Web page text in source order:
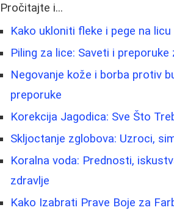
Pročitajte i...
Kako ukloniti fleke i pege na
Piling za lice: Saveti i
Negovanje kože i borba protiv
preporuke
Korekcija Jagodica: Sve Što
Skljoctanje zglobova: Uzroci,
Koralna voda: Prednosti,
zdravlje
Kako Izabrati Prave Boje za